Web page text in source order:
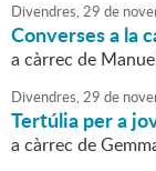
Divendres,29 de
Converses a la
a càrrec de
Divendres,29 de
Tertúlia per a
a càrrec de